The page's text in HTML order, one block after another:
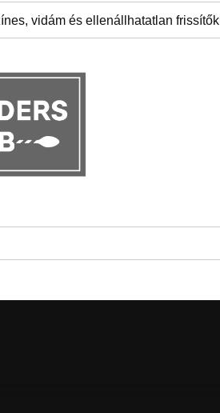
vidám és ellenállhatatlan frissítők